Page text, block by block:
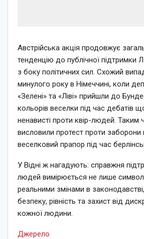
Австрійська акція продовжує
тенденцію до публічної підтримки
з боку політичних сил. Схожий
минулого року в Німеччині, коли
«Зелені» та «Ліві» прийшли до
кольорів веселки під час дебатів
ненависті проти квір-людей. Таким
висловили протест проти заборони
веселковий прапор під час
У Відні ж нагадують: справжня
людей вимірюється не лише
реальними змінами в
безпеку, рівність та захист від
кожної людини.
Джерело